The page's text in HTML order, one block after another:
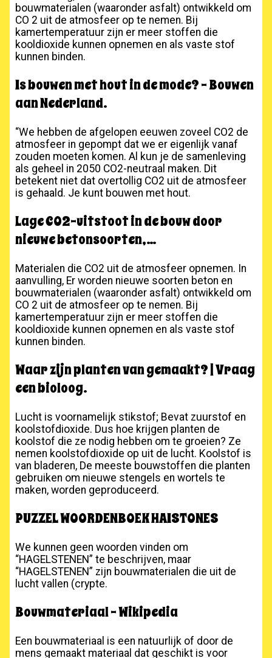
bouwmaterialen (waaronder asfalt) ontwikkeld om
CO 2 uit de atmosfeer op te nemen. Bij
kamertemperatuur zijn er meer stoffen die
kooldioxide kunnen opnemen en als vaste stof
kunnen binden.
Is bouwen met hout in de mode? – Bouwen
aan Nederland.
“We hebben de afgelopen eeuwen zoveel CO2 de
atmosfeer in gepompt dat we er eigenlijk vanaf
zouden moeten komen. Al kun je de samenleving
als geheel in 2050 CO2-neutraal maken. Dit
betekent niet dat overtollig CO2 uit de atmosfeer
is gehaald. Je kunt bouwen met hout.
Lage CO2-uitstoot in de bouw door
nieuwe betonsoorten,…
Materialen die CO2 uit de atmosfeer opnemen. In
aanvulling, Er worden nieuwe soorten beton en
bouwmaterialen (waaronder asfalt) ontwikkeld om
CO 2 uit de atmosfeer op te nemen. Bij
kamertemperatuur zijn er meer stoffen die
kooldioxide kunnen opnemen en als vaste stof
kunnen binden.
Waar zijn planten van gemaakt? | Vraag
een bioloog.
Lucht is voornamelijk stikstof; Bevat zuurstof en
koolstofdioxide. Dus hoe krijgen planten de
koolstof die ze nodig hebben om te groeien? Ze
nemen koolstofdioxide op uit de lucht. Koolstof is
van bladeren, De meeste bouwstoffen die planten
gebruiken om nieuwe stengels en wortels te
maken, worden geproduceerd.
PUZZEL WOORDENBOEK HAISTONES
We kunnen geen woorden vinden om
“HAGELSTENEN” te beschrijven, maar
“HAGELSTENEN” zijn bouwmaterialen die uit de
lucht vallen (crypte.
Bouwmateriaal – Wikipedia
Een bouwmateriaal is een natuurlijk of door de
mens gemaakt materiaal dat geschikt is voor